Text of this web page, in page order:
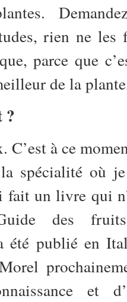
rien ne les
parce que
de la
?
C’est à ce
spécialité où
fait un livre qui
des fruits
été publié en
et